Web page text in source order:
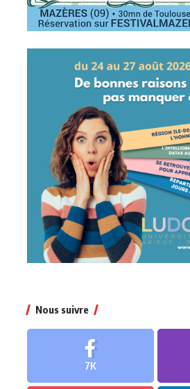
Nous suivre
7K